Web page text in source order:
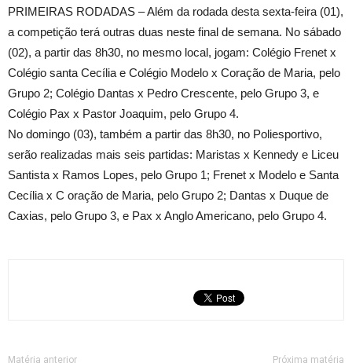
PRIMEIRAS RODADAS – Além da rodada desta sexta-feira (01),
a competição terá outras duas neste final de semana. No sábado
(02), a partir das 8h30, no mesmo local, jogam: Colégio Frenet x
Colégio santa Cecília e Colégio Modelo x Coração de Maria, pelo
Grupo 2; Colégio Dantas x Pedro Crescente, pelo Grupo 3, e
Colégio Pax x Pastor Joaquim, pelo Grupo 4.
No domingo (03), também a partir das 8h30, no Poliesportivo,
serão realizadas mais seis partidas: Maristas x Kennedy e Liceu
Santista x Ramos Lopes, pelo Grupo 1; Frenet x Modelo e Santa
Cecília x C oração de Maria, pelo Grupo 2; Dantas x Duque de
Caxias, pelo Grupo 3, e Pax x Anglo Americano, pelo Grupo 4.
Matéria anterior Próxima matéria